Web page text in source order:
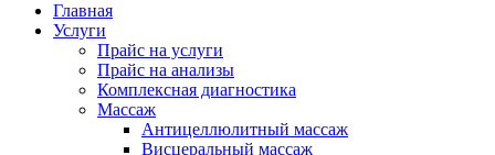
жизнь"Главная
Услуги
Прайс на услуги
Прайс на анализы
Комплексная диагностика
Массаж
Антицеллюлитный массаж
Висцеральный массаж